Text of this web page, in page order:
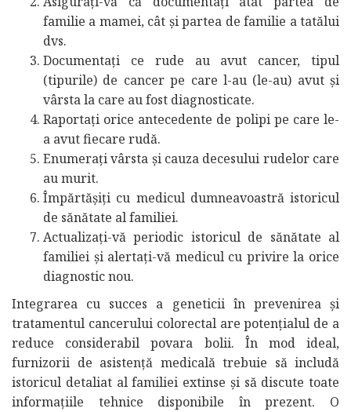
familie a mamei, cât și partea de familie a tatălui
dvs.
Documentați ce rude au avut cancer, tipul
(tipurile) de cancer pe care l-au (le-au) avut și
vârsta la care au fost diagnosticate.
Raportați orice antecedente de polipi pe care le-
a avut fiecare rudă.
Enumerați vârsta și cauza decesului rudelor care
au murit.
Împărtășiți cu medicul dumneavoastră istoricul
de sănătate al familiei.
Actualizați-vă periodic istoricul de sănătate al
familiei și alertați-vă medicul cu privire la orice
diagnostic nou.
Integrarea cu succes a geneticii în prevenirea și
tratamentul cancerului colorectal are potențialul de a
reduce considerabil povara bolii. În mod ideal,
furnizorii de asistență medicală trebuie să includă
istoricul detaliat al familiei extinse și să discute toate
informațiile tehnice disponibile în prezent. O